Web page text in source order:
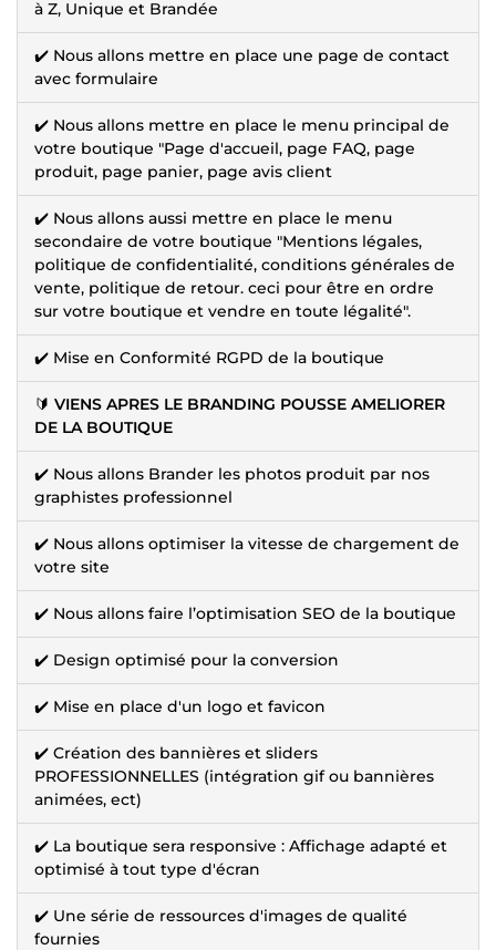
à Z, Unique et Brandée
✔️ Nous allons mettre en place une page de contact
avec formulaire
✔️ Nous allons mettre en place le menu principal de
votre boutique "Page d'accueil, page FAQ, page
produit, page panier, page avis client
✔️ Nous allons aussi mettre en place le menu
secondaire de votre boutique "Mentions légales,
politique de confidentialité, conditions générales de
vente, politique de retour. ceci pour être en ordre
sur votre boutique et vendre en toute légalité".
✔️ Mise en Conformité RGPD de la boutique
🔰 VIENS APRES LE BRANDING POUSSE AMELIORER
DE LA BOUTIQUE
✔️ Nous allons Brander les photos produit par nos
graphistes professionnel
✔️ Nous allons optimiser la vitesse de chargement de
votre site
✔️ Nous allons faire l’optimisation SEO de la boutique
✔️ Design optimisé pour la conversion
✔️ Mise en place d'un logo et favicon
✔️ Création des bannières et sliders
PROFESSIONNELLES (intégration gif ou bannières
animées, ect)
✔️ La boutique sera responsive : Affichage adapté et
optimisé à tout type d'écran
✔️ Une série de ressources d'images de qualité
fournies